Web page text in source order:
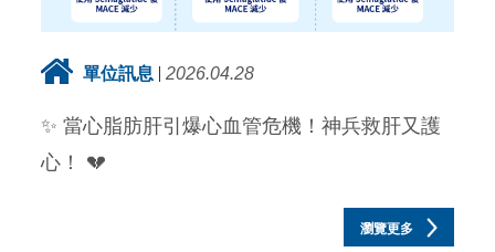
單位訊息 2026.04.28
✨ 當心脂肪肝引爆心血管危機！神兵救肝又護
心！ 💔
瀏覽更多